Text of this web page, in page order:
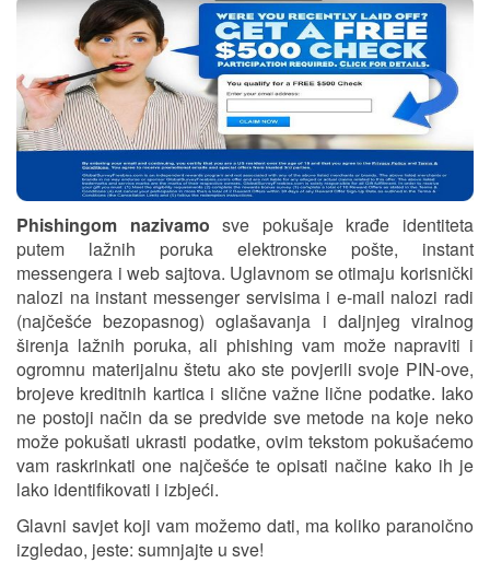
Phishingom nazivamo sve pokušaje krađe identiteta
putem lažnih poruka elektronske pošte, instant
messengera i web sajtova. Uglavnom se otimaju korisnički
nalozi na instant messenger servisima i e-mail nalozi radi
(najčešće bezopasnog) oglašavanja i daljnjeg viralnog
širenja lažnih poruka, ali phishing vam može napraviti i
ogromnu materijalnu štetu ako ste povjerili svoje PIN-ove,
brojeve kreditnih kartica i slične važne lične podatke. Iako
ne postoji način da se predvide sve metode na koje neko
može pokušati ukrasti podatke, ovim tekstom pokušaćemo
vam raskrinkati one najčešće te opisati načine kako ih je
lako identifikovati i izbjeći.
Glavni savjet koji vam možemo dati, ma koliko paranoično
izgledao, jeste: sumnjajte u sve!